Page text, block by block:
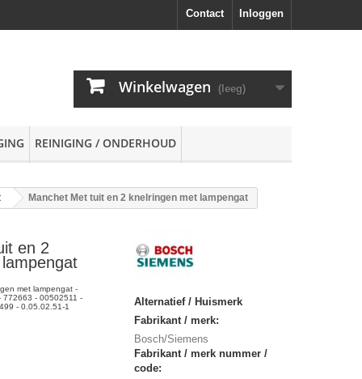
Inloggen
Contact
Winkelwagen (leeg)
REINIGING / ONDERHOUD
Manchet Met tuit en 2 knelringen met lampengat
en 2
met lampengat -
772663 - 00502511 -
- 0.05.02.51-1
Alternatief / Huismerk
Fabrikant / merk:
Bosch/Siemens
Fabrikant / merk nummer /
code: